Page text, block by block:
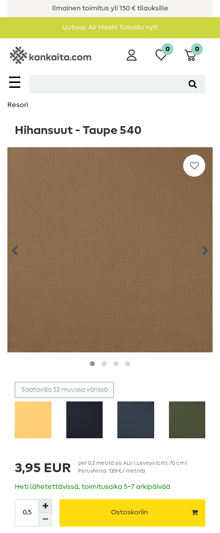
Ilmainen toimitus yli 150 € tilauksille
Uutuus: Air Mesh! Tutustu nyt!
☰
0 0
Resori
Hihansuut - Taupe 540
Saatavilla 52 muussa värissä
3,95 EUR per0,5 metriäsis. ALV( Leveys (cm): 70 cm |
Perushinta 7,89 € / metriä)
Heti lähetettävissä, toimitusaika 5–7 arkipäivää
Ostoskoriin